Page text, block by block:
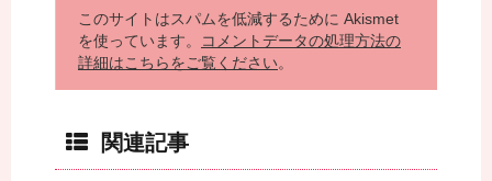
このサイトはスパムを低減するために Akismet
を使っています。
コメントデータの処理方法の
詳細はこちらをご覧ください。
関連記事